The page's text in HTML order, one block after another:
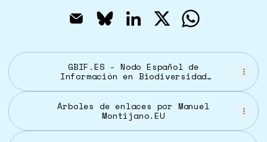
Biodiversidad.es Email
Biodiversidad.es Bluesky
Biodiversidad.es
Biodiversidad.es
GBIF.ES - Nodo Español de
Información en Biodiversidad
Árboles de enlaces por Manuel
Montijano.EU